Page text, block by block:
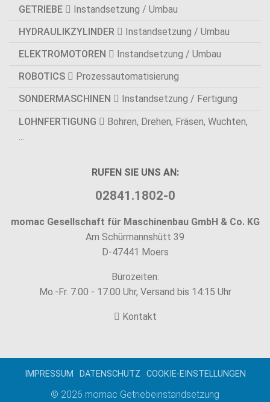
GETRIEBE
Instandsetzung / Umbau
HYDRAULIKZYLINDER
Instandsetzung / Umbau
ELEKTROMOTOREN
Instandsetzung / Umbau
ROBOTICS
Prozessautomatisierung
SONDERMASCHINEN
Instandsetzung / Fertigung
LOHNFERTIGUNG
Bohren, Drehen, Fräsen, Wuchten,
RUFEN SIE UNS AN:
02841.1802-0
momac Gesellschaft für Maschinenbau GmbH & Co. KG
Am Schürmannshütt 39
D-47441 Moers
Bürozeiten:
Mo.-Fr. 7.00 - 17.00 Uhr, Versand bis 14:15 Uhr
Kontakt
IMPRESSUM DATENSCHUTZ COOKIE-EINSTELLUNGEN
© 2026 momac Getriebeinstandsetzung